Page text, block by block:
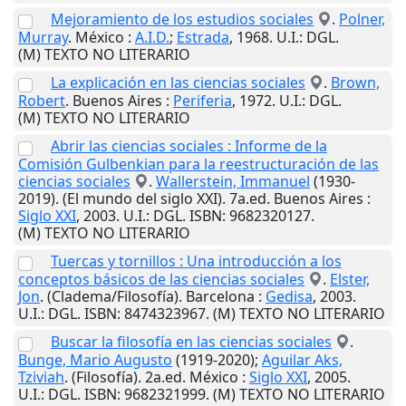
Mejoramiento de los estudios sociales
. Polner,
Murray. México : A.I.D.; Estrada, 1968. U.I.: DGL.
(M) TEXTO NO LITERARIO
La explicación en las ciencias sociales
. Brown,
Robert. Buenos Aires : Periferia, 1972. U.I.: DGL.
(M) TEXTO NO LITERARIO
Abrir las ciencias sociales : Informe de la
Comisión Gulbenkian para la reestructuración de las
ciencias sociales
. Wallerstein, Immanuel (1930-
2019). (El mundo del siglo XXI). 7a.ed. Buenos Aires :
Siglo XXI, 2003. U.I.: DGL. ISBN: 9682320127.
(M) TEXTO NO LITERARIO
Tuercas y tornillos : Una introducción a los
conceptos básicos de las ciencias sociales
. Elster,
Jon. (Cladema/Filosofía). Barcelona : Gedisa, 2003.
U.I.: DGL. ISBN: 8474323967. (M) TEXTO NO LITERARIO
Buscar la filosofía en las ciencias sociales
.
Bunge, Mario Augusto (1919-2020); Aguilar Aks,
Tziviah. (Filosofía). 2a.ed. México : Siglo XXI, 2005.
U.I.: DGL. ISBN: 9682321999. (M) TEXTO NO LITERARIO